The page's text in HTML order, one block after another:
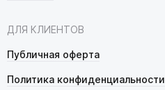
ДЛЯ КЛИЕНТОВ
Публичная оферта
Политика конфиденциальности